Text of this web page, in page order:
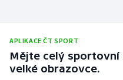
Rychlobruslení
APLIKACE ČT SPORT
Mějte celý sportovní
velké obrazovce.